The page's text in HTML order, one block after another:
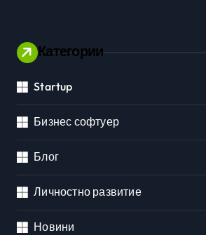
Категории
Startup
Бизнес софтуер
Блог
Личностно развитие
Новини